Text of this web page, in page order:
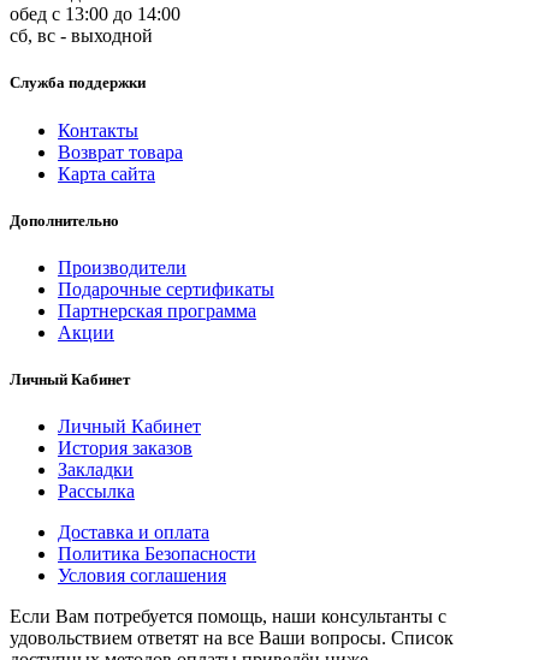
обед с 13:00 до 14:00
сб, вс - выходной
Служба поддержки
Контакты
Возврат товара
Карта сайта
Дополнительно
Производители
Подарочные сертификаты
Партнерская программа
Акции
Личный Кабинет
Личный Кабинет
История заказов
Закладки
Рассылка
Доставка и оплата
Политика Безопасности
Условия соглашения
Если Вам потребуется помощь, наши консультанты с
удовольствием ответят на все Ваши вопросы. Список